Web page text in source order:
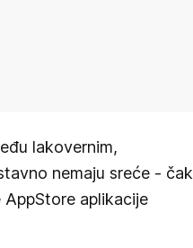
lakovernim,
nemaju sreće - čak
AppStore aplikacije